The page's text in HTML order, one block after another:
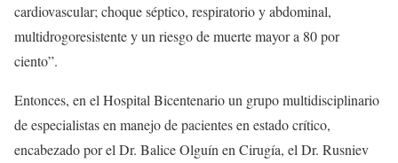
cardiovascular; choque séptico, respiratorio y abdominal,
multidrogoresistente y un riesgo de muerte mayor a 80 por
ciento”.
Entonces, en el Hospital Bicentenario un grupo multidisciplinario
de especialistas en manejo de pacientes en estado crítico,
encabezado por el Dr. Balice Olguín en Cirugía, el Dr. Rusniev